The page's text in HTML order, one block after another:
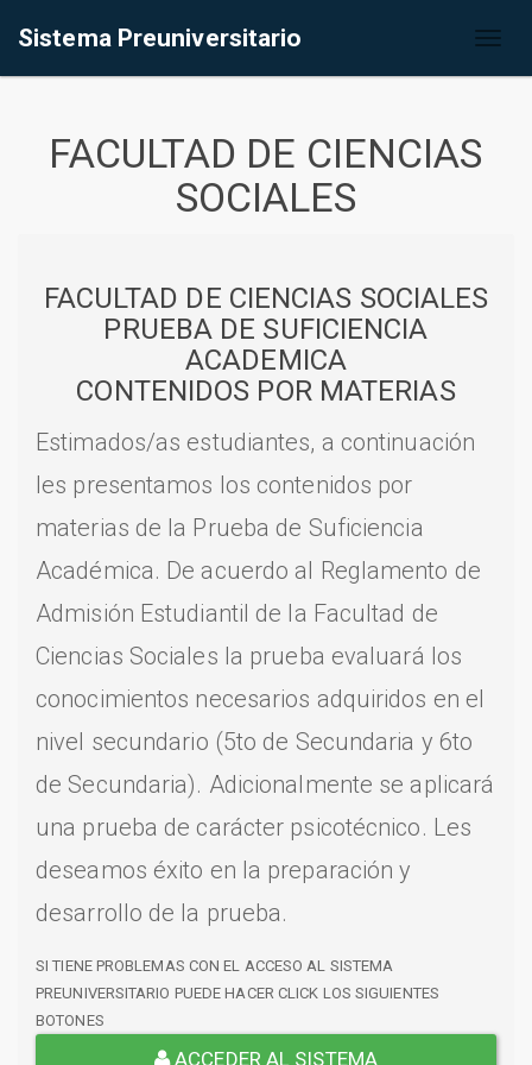
Sistema Preuniversitario
FACULTAD DE CIENCIAS
SOCIALES
FACULTAD DE CIENCIAS SOCIALES
PRUEBA DE SUFICIENCIA
ACADEMICA
CONTENIDOS POR MATERIAS
Estimados/as estudiantes, a continuación
les presentamos los contenidos por
materias de la Prueba de Suficiencia
Académica. De acuerdo al Reglamento de
Admisión Estudiantil de la Facultad de
Ciencias Sociales la prueba evaluará los
conocimientos necesarios adquiridos en el
nivel secundario (5to de Secundaria y 6to
de Secundaria). Adicionalmente se aplicará
una prueba de carácter psicotécnico. Les
deseamos éxito en la preparación y
desarrollo de la prueba.
SI TIENE PROBLEMAS CON EL ACCESO AL SISTEMA
PREUNIVERSITARIO PUEDE HACER CLICK LOS SIGUIENTES
BOTONES
ACCEDER AL SISTEMA